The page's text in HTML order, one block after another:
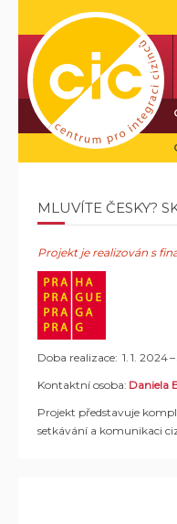
MLUVÍTE ČESKY?
Projekt je realizován s
Doba realizace: 1. 1. 2024 –
Kontaktní osoba: Daniela
Projekt představuje
setkávání a komunikaci